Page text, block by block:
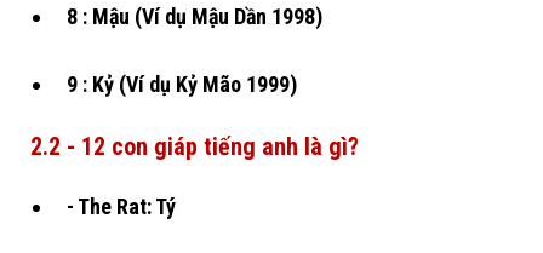
8 : Mậu (Ví dụ Mậu Dần 1998)
9 : Kỷ (Ví dụ Kỷ Mão 1999)
2.2 - 12 con giáp tiếng anh là gì?
- The Rat: Tý